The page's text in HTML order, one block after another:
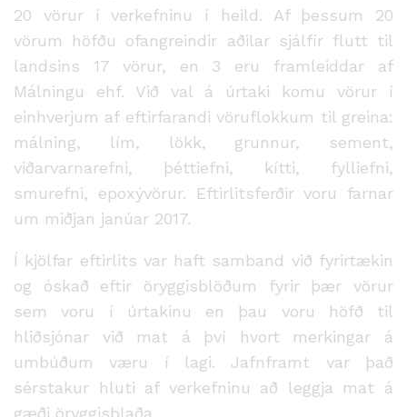
20 vörur í verkefninu í heild. Af þessum 20
vörum höfðu ofangreindir aðilar sjálfir flutt til
landsins 17 vörur, en 3 eru framleiddar af
Málningu ehf. Við val á úrtaki komu vörur í
einhverjum af eftirfarandi vöruflokkum til greina:
málning, lím, lökk, grunnur, sement,
viðarvarnarefni, þéttiefni, kítti, fylliefni,
smurefni, epoxývörur. Eftirlitsferðir voru farnar
um miðjan janúar 2017.
Í kjölfar eftirlits var haft samband við fyrirtækin
og óskað eftir öryggisblöðum fyrir þær vörur
sem voru í úrtakinu en þau voru höfð til
hliðsjónar við mat á því hvort merkingar á
umbúðum væru í lagi. Jafnframt var það
sérstakur hluti af verkefninu að leggja mat á
gæði öryggisblaða.